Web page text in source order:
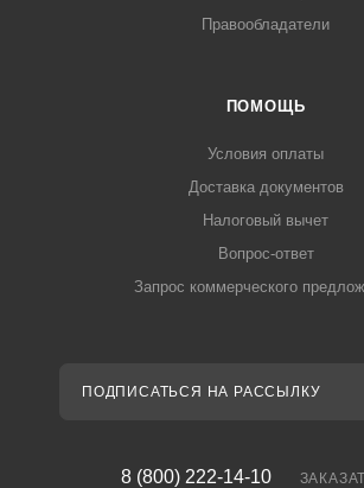
Правообладатели
ПОМОЩЬ
Условия оплаты
Доставка документов
Налоговый вычет
Вопрос-ответ
Запрос коммерческого
ПОДПИСАТЬСЯ НА РАССЫЛКУ
8 (800) 222-14-10